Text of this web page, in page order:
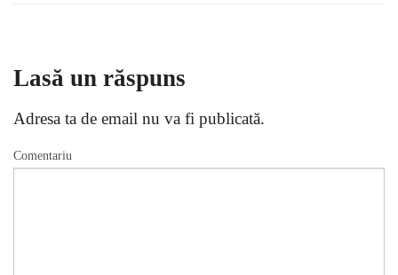
Lasă un răspuns
Adresa ta de email nu va fi publicată.
Comentariu